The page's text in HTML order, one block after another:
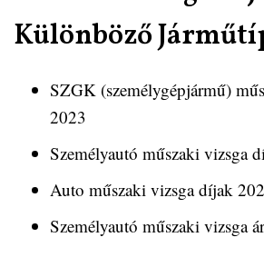
Különböző
SZGK (személygépjármű)
2023
Személyautó műszaki vizsga
Auto műszaki vizsga díjak
Személyautó műszaki vizsga